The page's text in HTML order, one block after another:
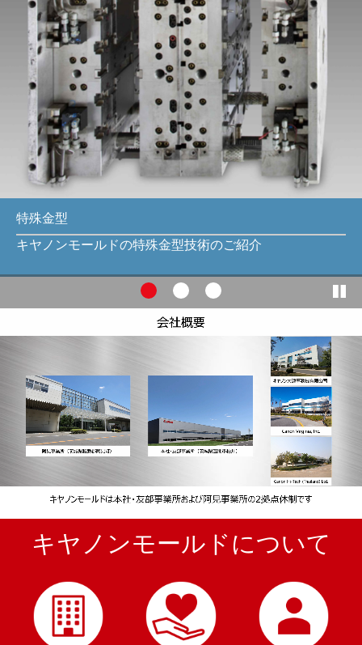
特殊金型
キヤノンモールドの特殊金型技術のご紹介
キヤノンモールドについて